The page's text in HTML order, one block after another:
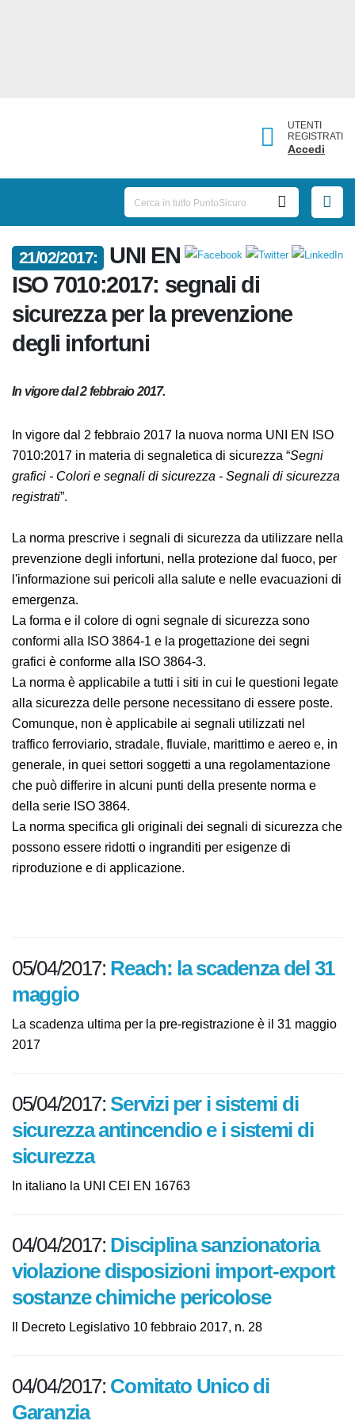
UTENTI
REGISTRATI
Accedi
21/02/2017:
UNI
EN ISO 7010:2017: segnali di
sicurezza per la prevenzione
degli infortuni
In vigore dal 2 febbraio 2017.
In vigore dal 2 febbraio 2017 la nuova norma UNI EN
ISO 7010:2017 in materia di segnaletica di sicurezza
“Segni grafici - Colori e segnali di sicurezza - Segnali di
sicurezza registrati
La norma prescrive i segnali di sicurezza da utilizzare
nella prevenzione degli infortuni, nella protezione dal
fuoco, per l'informazione sui pericoli alla salute e nelle
evacuazioni di emergenza.
La forma e il colore di ogni segnale di sicurezza sono
conformi alla ISO 3864-1 e la progettazione dei segni
grafici è conforme alla ISO 3864-3.
La norma è applicabile a tutti i siti in cui le questioni
legate alla sicurezza delle persone necessitano di
essere poste. Comunque, non è applicabile ai segnali
utilizzati nel traffico ferroviario, stradale, fluviale,
marittimo e aereo e, in generale, in quei settori
soggetti a una regolamentazione che può differire in
alcuni punti della presente norma e della serie ISO
3864.
La norma specifica gli originali dei segnali di sicurezza
che possono essere ridotti o ingranditi per esigenze di
05/04/2017:
31 maggio
La scadenza ultima per la pre-registrazione è il 31
05/04/2017:Servizi per i sistemi di
sicurezza antincendio e i sistemi di
sicurezza
04/04/2017:Disciplina sanzionatoria
violazione disposizioni import-
export sostanze chimiche
Il Decreto Legislativo 10 febbraio 2017, n. 28